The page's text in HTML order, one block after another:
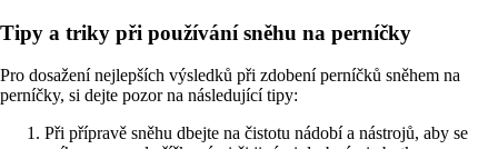
Tipy a triky při používání sněhu na perníčky
Pro dosažení nejlepších výsledků při zdobení perníčků sněhem na
perníčky, si dejte pozor na následující tipy:
Při přípravě sněhu dbejte na čistotu nádobí a nástrojů, aby se